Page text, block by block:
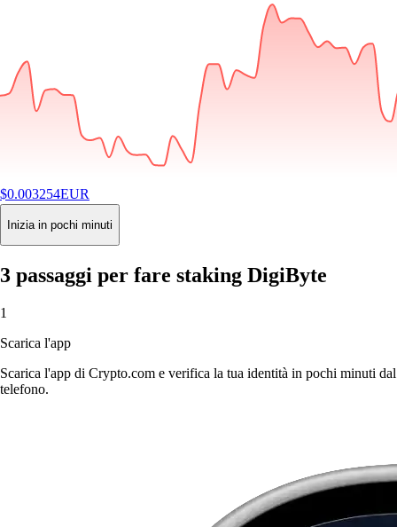
$0.003254EUR
-0.61%24H
Buy
Inizia in pochi minuti
3 passaggi per fare staking DigiByte
1
Scarica l'app
Scarica l'app di Crypto.com e verifica la tua identità in pochi minuti dal
telefono.